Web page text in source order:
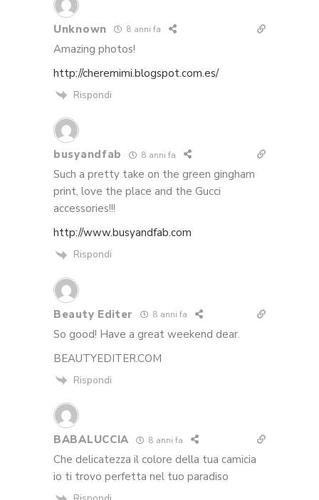
Unknown 8 anni fa
Amazing photos!
http://cheremimi.blogspot.com.es/
Rispondi
busyandfab 8 anni fa
Such a pretty take on the green gingham
print, love the place and the Gucci
accessories!!!
http://www.busyandfab.com
Rispondi
Beauty Editer 8 anni fa
So good! Have a great weekend dear.
BEAUTYEDITER.COM
Rispondi
BABALUCCIA 8 anni fa
Che delicatezza il colore della tua camicia
io ti trovo perfetta nel tuo paradiso